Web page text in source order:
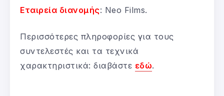
Εταιρεία διανομής: Neo Films.
Περισσότερες πληροφορίες για τους
συντελεστές και τα τεχνικά
χαρακτηριστικά: διαβάστε εδώ.